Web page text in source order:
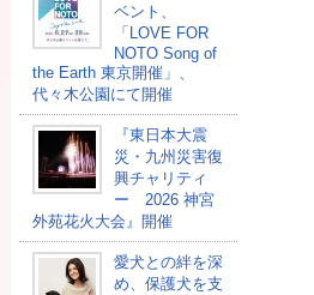
ベント、
「LOVE FOR
NOTO Song of
the Earth 東京開催」、
代々木公園にて開催
『東日本大震
災・九州災害復
興チャリティ
ー 2026 神宮
外苑花火大会』開催
愛犬との絆を深
め、保護犬を支